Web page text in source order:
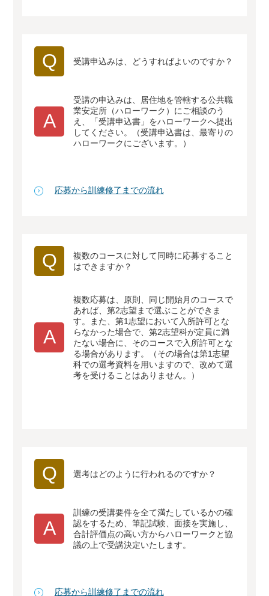
Q 受講申込みは、どうすればよいのですか？
A
受講の申込みは、居住地を管轄する公共職
業安定所（ハローワーク）にご相談のう
え、「受講申込書」をハローワークへ提出
してください。（受講申込書は、最寄りの
ハローワークにございます。）
応募から訓練修了までの流れ
Q
複数のコースに対して同時に応募すること
はできますか？
A
複数応募は、原則、同じ開始月のコースで
あれば、第2志望まで選ぶことができま
す。また、第1志望において入所許可とな
らなかった場合で、第2志望科が定員に満
たない場合に、そのコースで入所許可とな
る場合があります。（その場合は第1志望
科での選考資料を用いますので、改めて選
考を受けることはありません。）
Q 選考はどのように行われるのですか？
A
訓練の受講要件を全て満たしているかの確
認をするため、筆記試験、面接を実施し、
合計評価点の高い方からハローワークと協
議の上で受講決定いたします。
応募から訓練修了までの流れ